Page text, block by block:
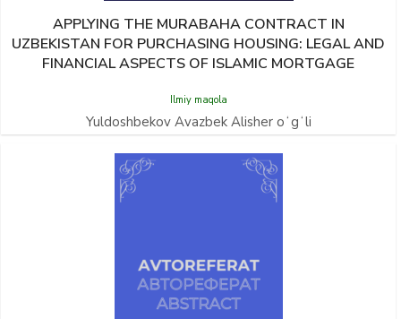
APPLYING THE MURABAHA CONTRACT IN
UZBEKISTAN FOR PURCHASING HOUSING: LEGAL AND
FINANCIAL ASPECTS OF ISLAMIC MORTGAGE
Ilmiy maqola
Yuldoshbekov Avazbek Alisher oʻgʻli